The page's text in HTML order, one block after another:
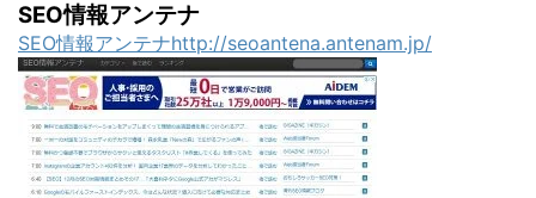
SEO情報アンテナ
SEO情報アンテナhttp://seoantena.antenam.jp/